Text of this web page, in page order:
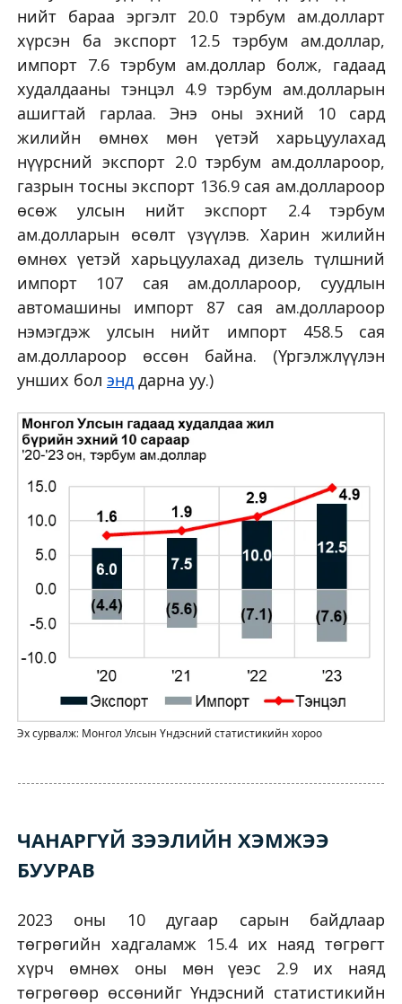
нийт бараа эргэлт 20.0 тэрбум ам.долларт
хүрсэн ба экспорт 12.5 тэрбум ам.доллар,
импорт 7.6 тэрбум ам.доллар болж, гадаад
худалдааны тэнцэл 4.9 тэрбум ам.долларын
ашигтай гарлаа. Энэ оны эхний 10 сард
жилийн өмнөх мөн үетэй харьцуулахад
нүүрсний экспорт 2.0 тэрбум ам.доллароор,
газрын тосны экспорт 136.9 сая ам.доллароор
өсөж улсын нийт экспорт 2.4 тэрбум
ам.долларын өсөлт үзүүлэв. Харин жилийн
өмнөх үетэй харьцуулахад дизель түлшний
импорт 107 сая ам.доллароор, суудлын
автомашины импорт 87 сая ам.доллароор
нэмэгдэж улсын нийт импорт 458.5 сая
ам.доллароор өссөн байна. (Үргэлжлүүлэн
унших бол энд дарна уу.)
Эх сурвалж: Монгол Улсын Үндэсний статистикийн хороо
ЧАНАРГҮЙ ЗЭЭЛИЙН ХЭМЖЭЭ
БУУРАВ
2023 оны 10 дугаар сарын байдлаар
төгрөгийн хадгаламж 15.4 их наяд төгрөгт
хүрч өмнөх оны мөн үеэс 2.9 их наяд
төгрөгөөр өссөнийг Үндэсний статистикийн